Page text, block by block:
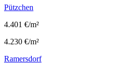
Pützchen
4.401 €/m²
4.230 €/m²
Ramersdorf